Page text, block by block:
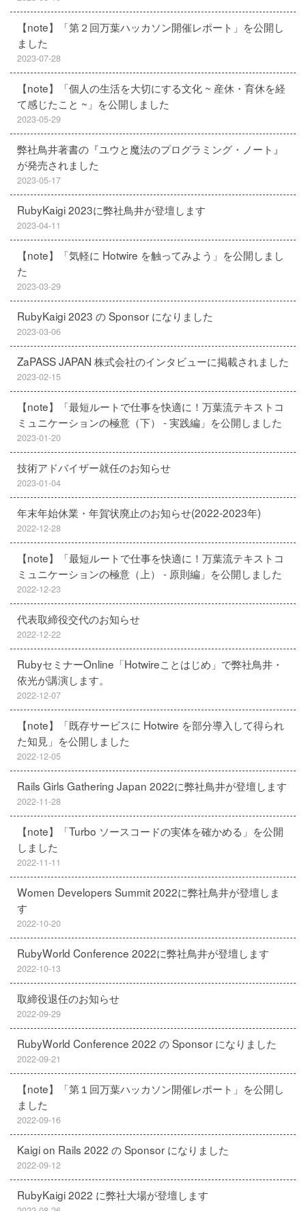
【note】「第２回万葉ハッカソン開催レポート」を公開し
ました
2023-07-28
【note】「個人の生活を大切にする文化 ~ 産休・育休を経
て感じたこと ~」を公開しました
2023-05-29
弊社鳥井著書の『ユウと魔法のプログラミング・ノート』
が発売されました
2023-05-17
RubyKaigi 2023に弊社鳥井が登壇します
2023-04-11
【note】「気軽に Hotwire を触ってみよう」を公開しまし
た
2023-03-29
RubyKaigi 2023 の Sponsor になりました
2023-03-06
ZaPASS JAPAN 株式会社のインタビューに掲載されました
2023-02-15
【note】「最短ルートで仕事を快適に！万葉流テキストコ
ミュニケーションの極意（下） - 実践編」を公開しました
2023-01-20
技術アドバイザー就任のお知らせ
2023-01-04
年末年始休業・年賀状廃止のお知らせ(2022-2023年)
2022-12-28
【note】「最短ルートで仕事を快適に！万葉流テキストコ
ミュニケーションの極意（上） - 原則編」を公開しました
2022-12-23
代表取締役交代のお知らせ
2022-12-22
RubyセミナーOnline「Hotwireことはじめ」で弊社鳥井・
依光が講演します。
2022-12-07
【note】「既存サービスに Hotwire を部分導入して得られ
た知見」を公開しました
2022-12-05
Rails Girls Gathering Japan 2022に弊社鳥井が登壇します
2022-11-28
【note】「Turbo ソースコードの実体を確かめる」を公開
しました
2022-11-11
Women Developers Summit 2022に弊社鳥井が登壇しま
す
2022-10-20
RubyWorld Conference 2022に弊社鳥井が登壇します
2022-10-13
取締役退任のお知らせ
2022-09-29
RubyWorld Conference 2022 の Sponsor になりました
2022-09-21
【note】「第１回万葉ハッカソン開催レポート」を公開し
ました
2022-09-16
Kaigi on Rails 2022 の Sponsor になりました
2022-09-12
RubyKaigi 2022 に弊社大場が登壇します